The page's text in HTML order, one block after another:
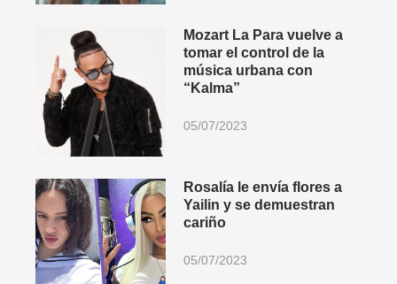
Mozart La Para vuelve a
tomar el control de la
música urbana con
“Kalma”
05/07/2023
Rosalía le envía flores a
Yailin y se demuestran
cariño
05/07/2023